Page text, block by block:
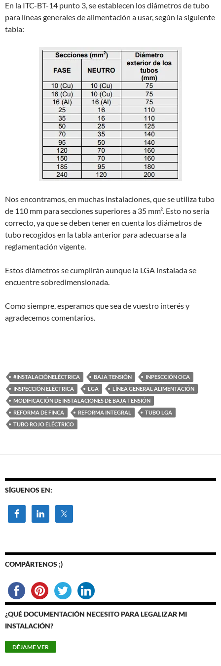
En la ITC-BT-14 punto 3, se establecen los diámetros de tubo
para líneas generales de alimentación a usar, según la siguiente
tabla:
Nos encontramos, en muchas instalaciones, que se utiliza tubo
de 110 mm para secciones superiores a 35 mm². Esto no sería
correcto, ya que se deben tener en cuenta los diámetros de
tubo recogidos en la tabla anterior para adecuarse a la
reglamentación vigente.
Estos diámetros se cumplirán aunque la LGA instalada se
encuentre sobredimensionada.
Como siempre, esperamos que sea de vuestro interés y
agradecemos comentarios.
#INSTALACIÓNELÉCTRICA BAJA TENSIÓN
INPESCCIÓN OCA
INSPECCIÓN ELÉCTRICA
LGA
LÍNEA GENERAL ALIMENTACIÓN
MODIFICACIÓN DE INSTALACIONES DE BAJA TENSIÓN
REFORMA DE FINCA
REFORMA INTEGRAL
TUBO LGA
TUBO ROJO ELÉCTRICO
SÍGUENOS EN:
COMPÁRTENOS ;)
¿QUÉ DOCUMENTACIÓN NECESITO PARA LEGALIZAR MI
INSTALACIÓN?